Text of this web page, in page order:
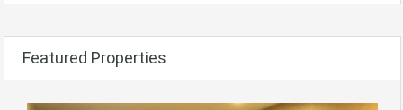
Featured Properties